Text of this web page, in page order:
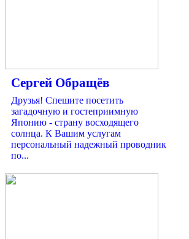
Сергей Обращёв
Друзья! Спешите посетить
загадочную и гостеприимную
Японию - страну восходящего
солнца. К Вашим услугам
персональный надежный проводник
по...